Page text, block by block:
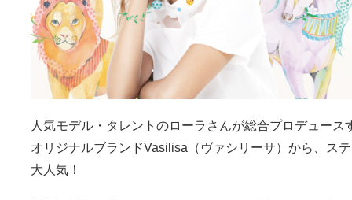
人気モデル・タレントのローラさんが総合プロデュー
オリジナルブランドVasilisa（ヴァシリーサ）から、ス
大人気！